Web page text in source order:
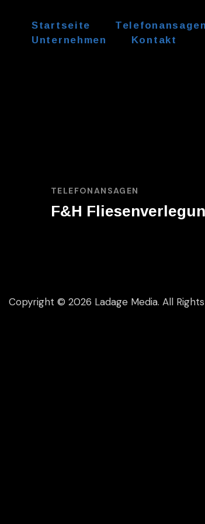
Startseite Telefonansagen
Unternehmen
Kontakt
TELEFONANSAGEN
F&H
Copyright © 2026 Ladage Media. All